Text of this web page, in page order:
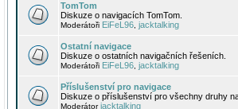
TomTom
Diskuze o navigacích TomTom.
Moderátoři EiFeL96 jacktalking
Ostatní navigace
Diskuze o ostatních navigačních řešeních.
Moderátoři EiFeL96 jacktalking
Příslušenství pro navigace
Diskuze o příslušenství pro všechny druhy
Moderátorjacktalking